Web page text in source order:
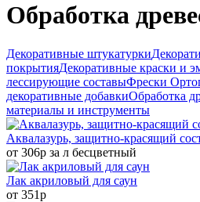
Обработка
Декоративные штукатурки
покрытияДекоративные краски и
лессирующие составыФрески
декоративные добавкиОбработка
материалы и инструменты
Аквалазурь, защитно-красящий
от 306р за л бесцветный
Лак акриловый для саун
от 351р